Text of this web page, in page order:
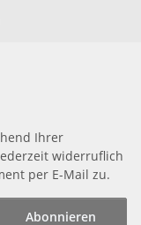
Ihrer
widerruflich
per E-Mail zu.
Abonnieren